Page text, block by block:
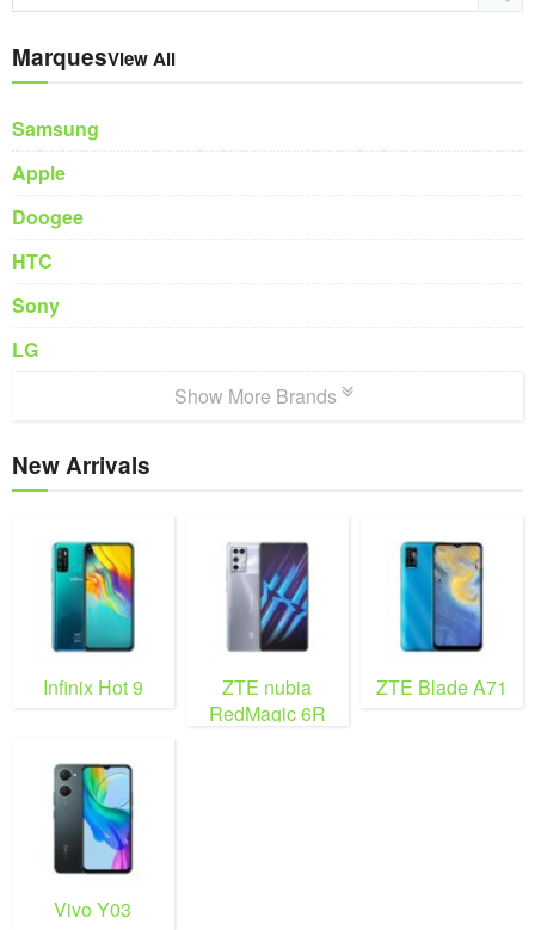
MarquesView All
Samsung
Apple
Doogee
HTC
Sony
LG
Show More Brands
New Arrivals
Infinix Hot 9
ZTE nubia
RedMagic 6R
ZTE Blade A71
Vivo Y03